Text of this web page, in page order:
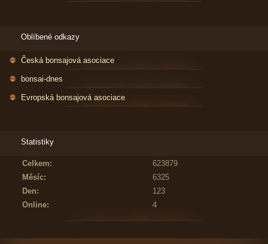
Oblíbené odkazy
Česká bonsajová asociace
bonsai-dnes
Evropská bonsajová asociace
Statistiky
Online: 4
Celkem:
623879
Měsíc:
6325
Den:
123